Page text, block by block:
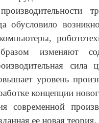
обусловило
изменяют
сила
уровень
концепции
современной
ее новая теория.